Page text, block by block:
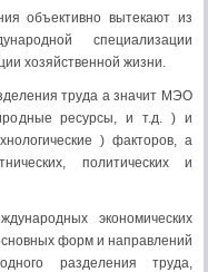
объективно вытекают из
специализации
хозяйственной жизни.
труда а значит МЭО
ресурсы, и т.д. ) и
) факторов, а
политических и
экономических
форм и направлений
разделения труда,